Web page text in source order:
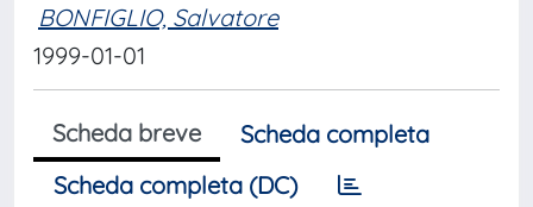
BONFIGLIO, Salvatore
1999-01-01
Scheda breve
Scheda completa
Scheda completa (DC)